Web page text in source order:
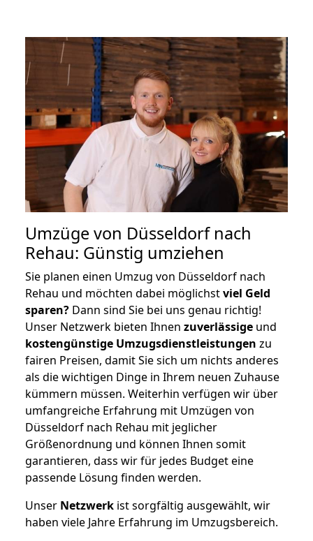
Umzüge von Düsseldorf nach
Rehau: Günstig umziehen
Sie planen einen Umzug von Düsseldorf nach
Rehau und möchten dabei möglichstviel Geld
sparen? Dann sind Sie bei uns genau richtig!
Unser Netzwerk bieten Ihnen zuverlässige und
kostengünstige Umzugsdienstleistungen zu
fairen Preisen, damit Sie sich um nichts anderes
als die wichtigen Dinge in Ihrem neuen Zuhause
kümmern müssen. Weiterhin verfügen wir über
umfangreiche Erfahrung mit Umzügen von
Düsseldorf nach Rehau mit jeglicher
Größenordnung und können Ihnen somit
garantieren, dass wir für jedes Budget eine
passende Lösung finden werden.
Unser Netzwerk ist sorgfältig ausgewählt, wir
haben viele Jahre Erfahrung im Umzugsbereich.